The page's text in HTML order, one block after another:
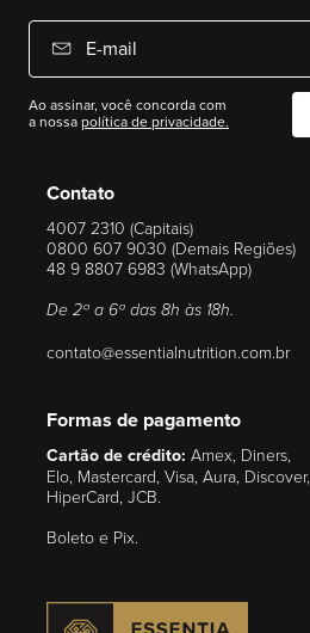
Contato
4007 2310 (Capitais)
0800 607 9030 (Demais Regiões)
48 9 8807 6983 (WhatsApp)
De 2ª a 6ª das 8h às 18h.
contato@essentialnutrition.com.br
Formas de pagamento
Cartão de crédito: Amex, Diners,
Elo, Mastercard, Visa, Aura, Discover,
HiperCard, JCB.
Boleto e Pix.
E-mail
Ao assinar, você concorda com
a nossapolítica de privacidade.